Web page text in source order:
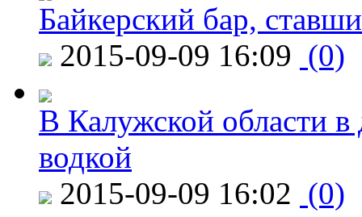
Байкерский бар,
2015-09-09 16:09 (0)
В Калужской области в
водкой
2015-09-09 16:02 (0)